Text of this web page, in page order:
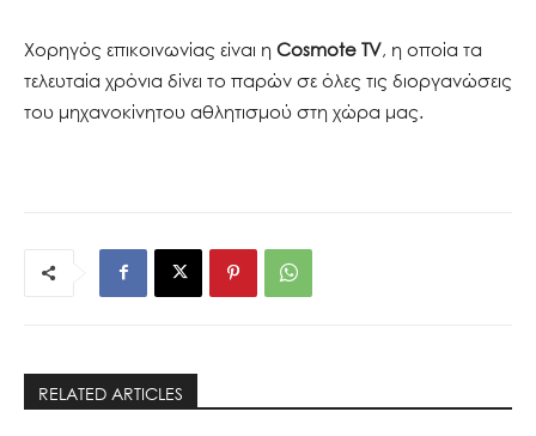
Χορηγός επικοινωνίας είναι η Cosmote TV, η οποία τα
τελευταία χρόνια δίνει το παρών σε όλες τις διοργανώσεις
του μηχανοκίνητου αθλητισμού στη χώρα μας.
RELATED ARTICLES